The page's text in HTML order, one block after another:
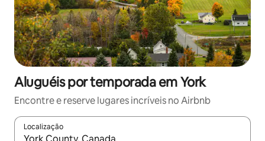
Aluguéis por temporada em York
Encontre e reserve lugares incríveis no Airbnb
Localização
Quando os resultados estiverem disponíveis, explore-os